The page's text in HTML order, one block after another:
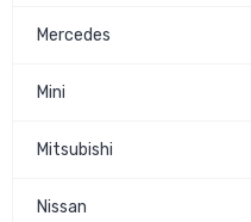
Mercedes
Mini
Mitsubishi
Nissan